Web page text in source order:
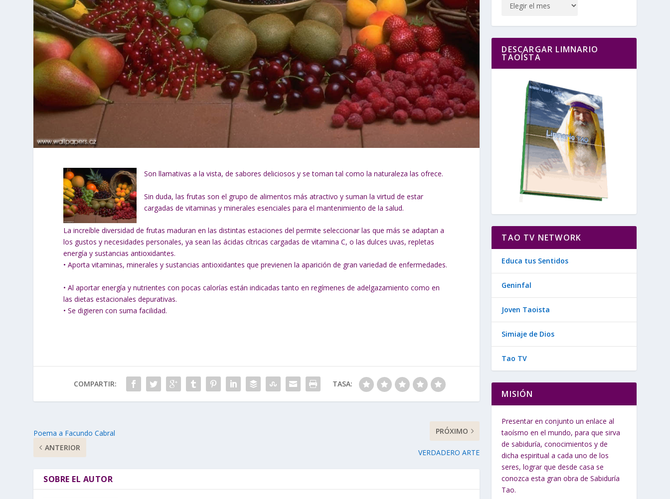
Son llamativas a la vista, de sabores deliciosos y se toman tal como la naturaleza las ofrece.
Sin duda, las frutas son el grupo de alimentos más atractivo y suman la virtud de estar
cargadas de vitaminas y minerales esenciales para el mantenimiento de la salud.
La increíble diversidad de frutas maduran en las distintas estaciones del permite seleccionar las que más se adaptan a
los gustos y necesidades personales, ya sean las ácidas cítricas cargadas de vitamina C, o las dulces uvas, repletas
energía y sustancias antioxidantes.
• Aporta vitaminas, minerales y sustancias antioxidantes que previenen la aparición de gran variedad de enfermedades.
• Al aportar energía y nutrientes con pocas calorías están indicadas tanto en regímenes de adelgazamiento como en
las dietas estacionales depurativas.
• Se digieren con suma facilidad.
COMPARTIR: TASA:
Poema a Facundo Cabral
ANTERIOR
PRÓXIMO
VERDADERO ARTE
SOBRE EL AUTOR
DESCARGAR LIMNARIO
TAOÍSTA
TAO TV NETWORK
Educa tus Sentidos
Geninfal
Joven Taoista
Simiaje de Dios
Tao TV
MISIÓN
Presentar en conjunto un enlace al
taoísmo en el mundo, para que sirva
de sabiduría, conocimientos y de
dicha espiritual a cada uno de los
seres, lograr que desde casa se
conozca esta gran obra de Sabiduría
Tao.